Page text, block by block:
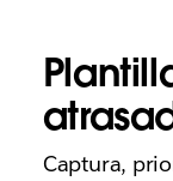
Captura,